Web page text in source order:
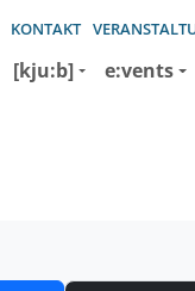
KONTAKT
[kju:b] e:vents